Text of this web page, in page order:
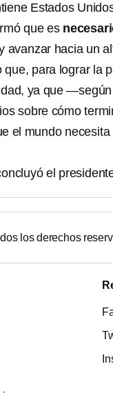
Estados
que es
avanzar hacia un
para lograr la
ya que
sobre cómo
el mundo
el
los derechos